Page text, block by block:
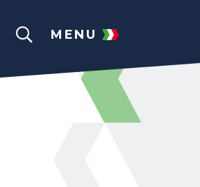
MENU